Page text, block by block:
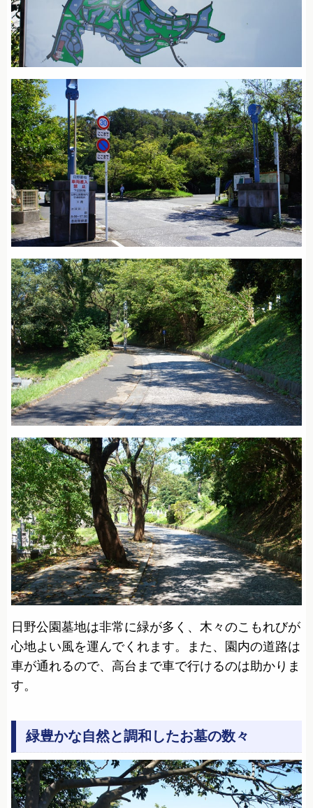
日野公園墓地は非常に緑が多く、木々のこもれびが
心地よい風を運んでくれます。また、園内の道路は
車が通れるので、高台まで車で行けるのは助かりま
す。
緑豊かな自然と調和したお墓の数々